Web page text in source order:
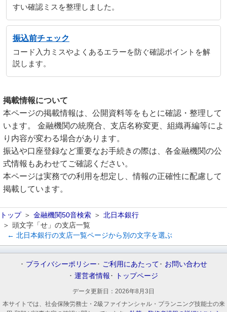
すい確認ミスを整理しました。
振込前チェック
コード入力ミスやよくあるエラーを防ぐ確認ポイントを解
説します。
掲載情報について
本ページの掲載情報は、公開資料等をもとに確認・整理して
います。 金融機関の統廃合、支店名称変更、組織再編等によ
り内容が変わる場合があります。
振込や口座登録など重要なお手続きの際は、各金融機関の公
式情報もあわせてご確認ください。
本ページは実務での利用を想定し、情報の正確性に配慮して
掲載しています。
トップ 金融機関50音検索
北日本銀行
頭文字「せ」の支店一覧
← 北日本銀行の支店一覧ページから別の文字を選ぶ
プライバシーポリシー ご利用にあたって
お問い合わせ
運営者情報
トップページ
データ更新日： 2026年8月3日
本サイトでは、社会保険労務士・2級ファイナンシャル・プランニング技能士の来